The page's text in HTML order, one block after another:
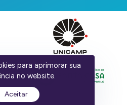
para aprimorar sua
no website.
Aceitar